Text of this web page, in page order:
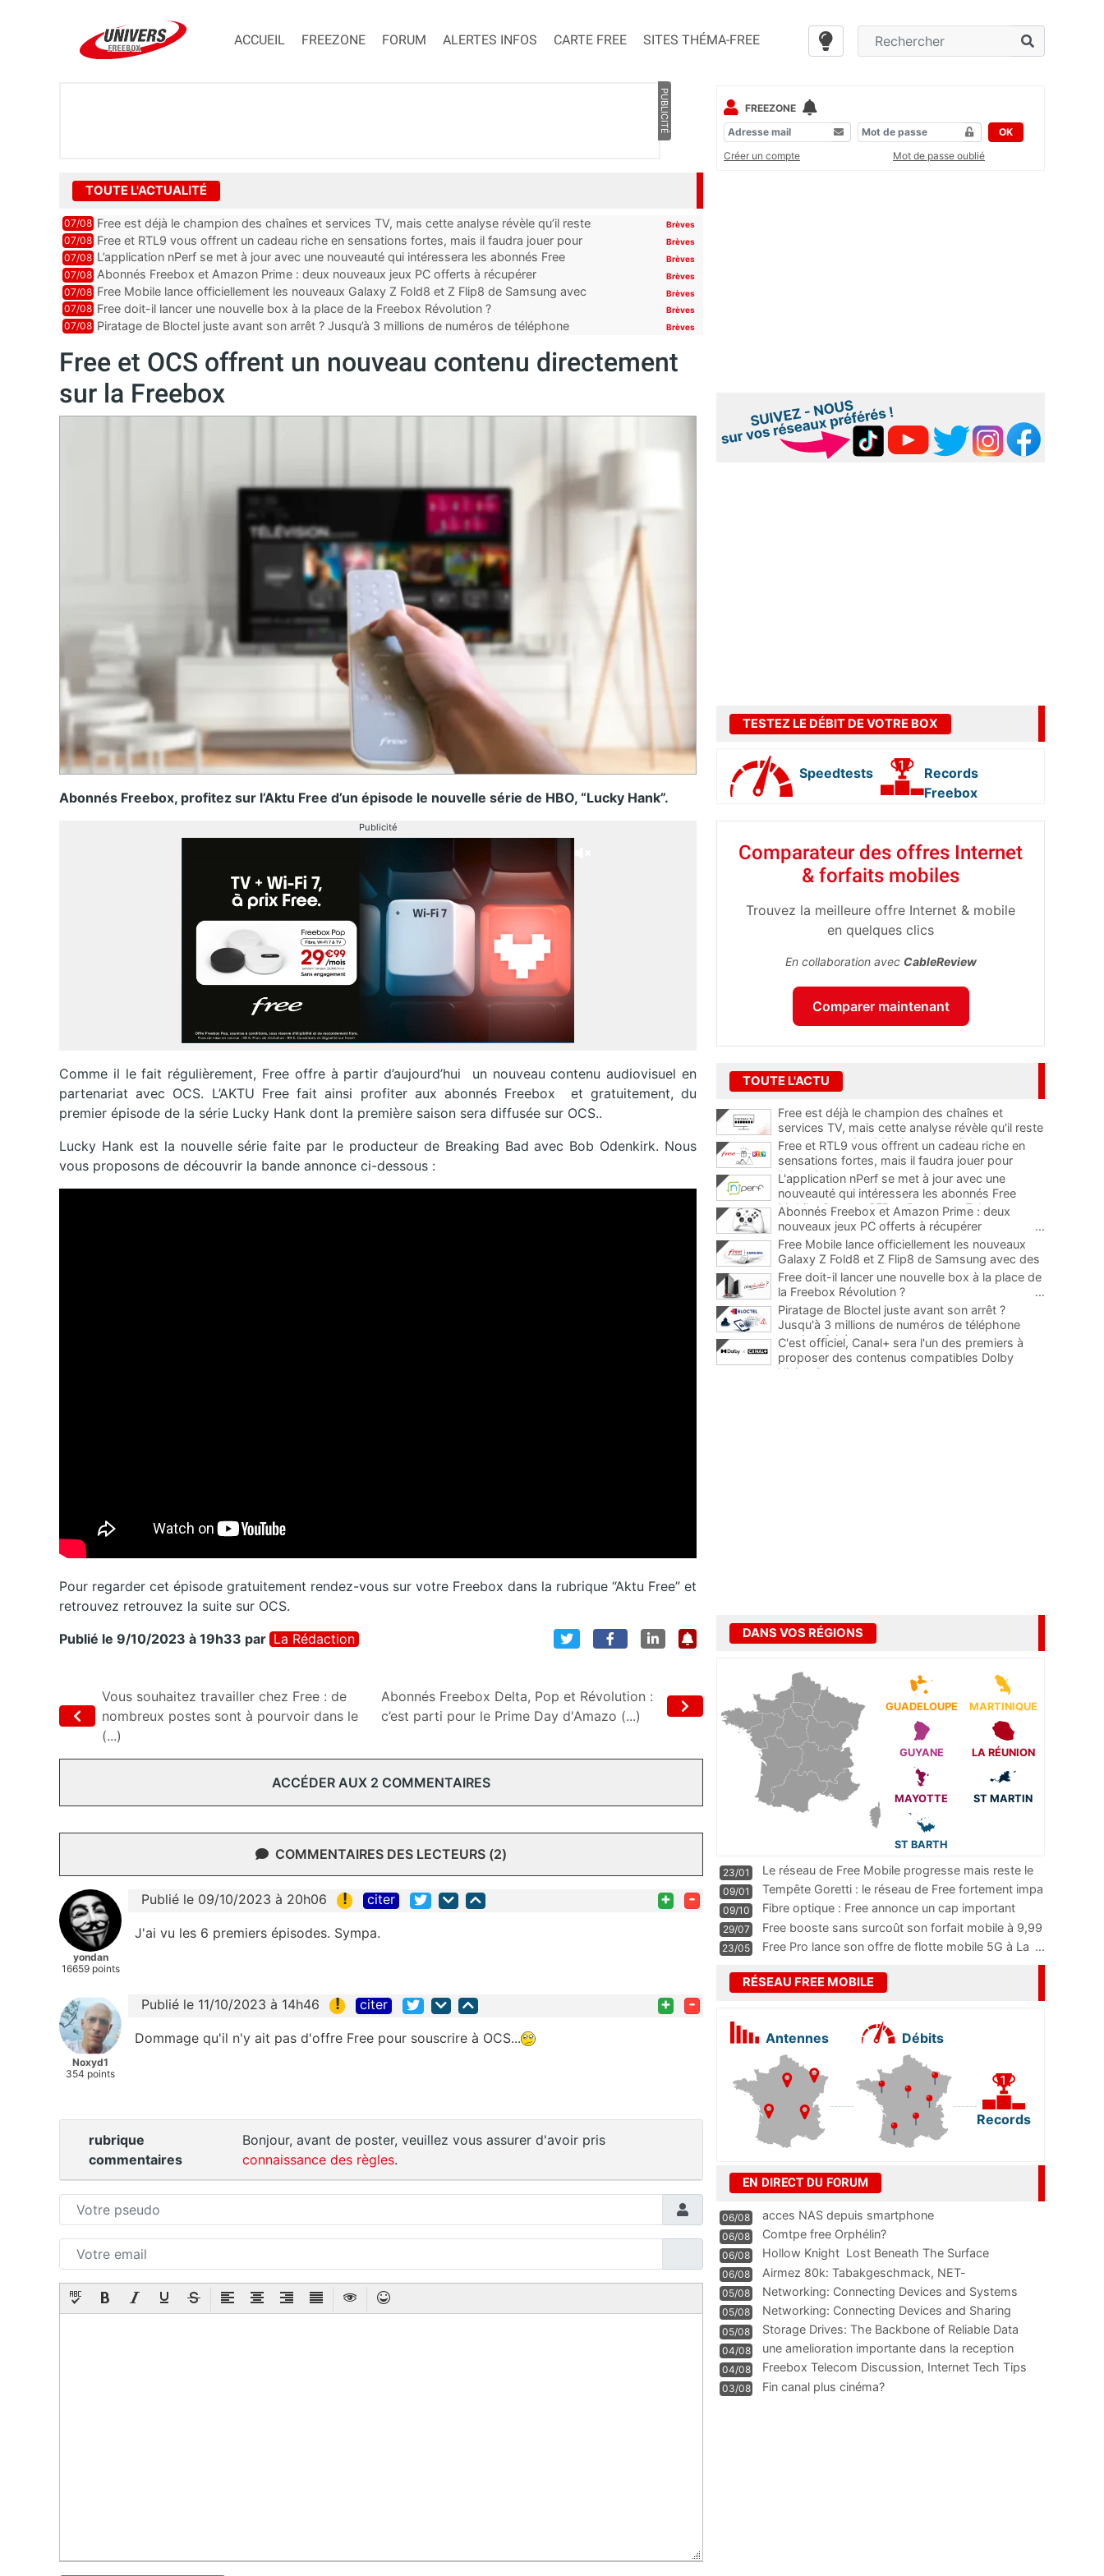
ACCUEIL FREEZONE FORUM ALERTES INFOS CARTE FREE SITES THÉMA-FREE
PUBLICITÉ
TOUTE L'ACTUALITÉ
07/08 Free est déjà le champion des chaînes et services TV, mais cette analyse révèle qu’il reste
encore au moin...
Brèves
07/08 Free et RTL9 vous offrent un cadeau riche en sensations fortes, mais il faudra jouer pour
l’obtenir
Brèves
07/08 L’application nPerf se met à jour avec une nouveauté qui intéressera les abonnés Free
Mobile, Orange, SFR ...
Brèves
07/08 Abonnés Freebox et Amazon Prime : deux nouveaux jeux PC offerts à récupérer Brèves
07/08 Free Mobile lance officiellement les nouveaux Galaxy Z Fold8 et Z Flip8 de Samsung avec
des promos et des cadeaux
Brèves
07/08 Free doit-il lancer une nouvelle box à la place de la Freebox Révolution ? Brèves
07/08 Piratage de Bloctel juste avant son arrêt ? Jusqu’à 3 millions de numéros de téléphone
Brèves
Free et OCS offrent un nouveau contenu directement
sur la Freebox
Abonnés Freebox, profitez sur l’Aktu Free d’un épisode le nouvelle série de HBO, “Lucky Hank”.
Publicité
Comme il le fait régulièrement, Free offre à partir d’aujourd’hui un nouveau contenu audiovisuel en
partenariat avec OCS. L’AKTU Free fait ainsi profiter aux abonnés Freebox et gratuitement, du
premier épisode de la série Lucky Hank dont la première saison sera diffusée sur OCS..
Lucky Hank est la nouvelle série faite par le producteur de Breaking Bad avec Bob Odenkirk. Nous
vous proposons de découvrir la bande annonce ci-dessous :
Pour regarder cet épisode gratuitement rendez-vous sur votre Freebox dans la rubrique “Aktu Free” et
retrouvez retrouvez la suite sur OCS.
Publié le 9/10/2023 à 19h33 par La Rédaction
Vous souhaitez travailler chez Free : de
nombreux postes sont à pourvoir dans le
(...)
Abonnés Freebox Delta, Pop et Révolution :
c’est parti pour le Prime Day d'Amazo (...)
ACCÉDER AUX 2 COMMENTAIRES
COMMENTAIRES DES LECTEURS (2)
yondan
16659 points
Publié le 09/10/2023 à 20h06 ! citer + -
J'ai vu les 6 premiers épisodes. Sympa.
Noxyd1
354 points
Publié le 11/10/2023 à 14h46 ! citer + -
Dommage qu'il n'y ait pas d'offre Free pour souscrire à OCS...
rubrique
commentaires
Bonjour, avant de poster, veuillez vous assurer d'avoir pris
connaissance des règles.
FREEZONE
OK
Créer un compte
Mot de passe oublié
TESTEZ LE DÉBIT DE VOTRE BOX
Speedtests
Records
Freebox
Comparateur des offres Internet
& forfaits mobiles
Trouvez la meilleure offre Internet & mobile
en quelques clics
En collaboration avec CableReview
Comparer maintenant
TOUTE L'ACTU
Free est déjà le champion des chaînes et
services TV, mais cette analyse révèle qu'il reste
encore au moins 141 ajouts possibles
Free et RTL9 vous offrent un cadeau riche en
sensations fortes, mais il faudra jouer pour
l'obtenir
L'application nPerf se met à jour avec une
nouveauté qui intéressera les abonnés Free
Mobile, Orange, SFR et Bouygues Telecom
Abonnés Freebox et Amazon Prime : deux
nouveaux jeux PC offerts à récupérer
...
Free Mobile lance officiellement les nouveaux
Galaxy Z Fold8 et Z Flip8 de Samsung avec des
promos et des cadeaux
...
Free doit-il lancer une nouvelle box à la place de
la Freebox Révolution ?
...
Piratage de Bloctel juste avant son arrêt ?
Jusqu'à 3 millions de numéros de téléphone
auraient fuité
C'est officiel, Canal+ sera l'un des premiers à
proposer des contenus compatibles Dolby
Vision 2
DANS VOS RÉGIONS
GUADELOUPE MARTINIQUE
GUYANE LA RÉUNION
MAYOTTE ST MARTIN
ST BARTH
23/01
Le réseau de Free Mobile progresse mais reste le
m
...
09/01
Tempête Goretti : le réseau de Free fortement impa
09/10
Fibre optique : Free annonce un cap important
pass
...
29/07
Free booste sans surcoût son forfait mobile à 9,99
23/05 Free Pro lance son offre de flotte mobile 5G à La ...
RÉSEAU FREE MOBILE
Antennes Débits
Records
EN DIRECT DU FORUM
06/08 acces NAS depuis smartphone
06/08 Comtpe free Orphélin?
06/08 Hollow Knight  Lost Beneath The Surface
06/08
Airmez 80k: Tabakgeschmack, NET-
Technologie und Leistung im
05/08 Networking: Connecting Devices and Systems
05/08
Networking: Connecting Devices and Sharing
Information
05/08
Storage Drives: The Backbone of Reliable Data
Management
04/08
une amelioration importante dans la reception
WIFI
04/08
Freebox Telecom Discussion, Internet Tech Tips
Communi
03/08 Fin canal plus cinéma?